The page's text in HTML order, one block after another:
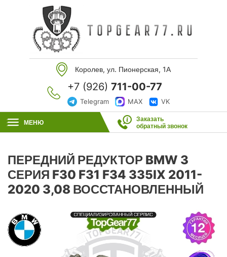
Королев, ул. Пионерская, 1А
+7 (926) 711-00-77
Telegram MAX VK
МЕНЮ
Заказать
обратный звонок
ПЕРЕДНИЙ РЕДУКТОР BMW 3
СЕРИЯ F30 F31 F34 335IX 2011-
2020 3,08 ВОССТАНОВЛЕННЫЙ